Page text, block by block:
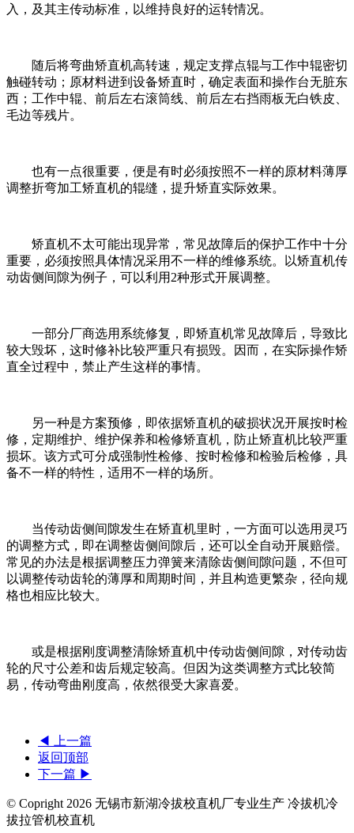
入，及其主传动标准，以维持良好的运转情况。
随后将弯曲矫直机高转速，规定支撑点辊与工作中辊密切
触碰转动；原材料进到设备矫直时，确定表面和操作台无脏东
西；工作中辊、前后左右滚筒线、前后左右挡雨板无白铁皮、
毛边等残片。
也有一点很重要，便是有时必须按照不一样的原材料薄厚
调整折弯加工矫直机的辊缝，提升矫直实际效果。
矫直机不太可能出现异常，常见故障后的保护工作中十分
重要，必须按照具体情况采用不一样的维修系统。以矫直机传
动齿侧间隙为例子，可以利用2种形式开展调整。
一部分厂商选用系统修复，即矫直机常见故障后，导致比
较大毁坏，这时修补比较严重只有损毁。因而，在实际操作矫
直全过程中，禁止产生这样的事情。
另一种是方案预修，即依据矫直机的破损状况开展按时检
修，定期维护、维护保养和检修矫直机，防止矫直机比较严重
损坏。该方式可分成强制性检修、按时检修和检验后检修，具
备不一样的特性，适用不一样的场所。
当传动齿侧间隙发生在矫直机里时，一方面可以选用灵巧
的调整方式，即在调整齿侧间隙后，还可以全自动开展赔偿。
常见的办法是根据调整压力弹簧来清除齿侧间隙问题，不但可
以调整传动齿轮的薄厚和周期时间，并且构造更繁杂，径向规
格也相应比较大。
或是根据刚度调整清除矫直机中传动齿侧间隙，对传动齿
轮的尺寸公差和齿后规定较高。但因为这类调整方式比较简
易，传动弯曲刚度高，依然很受大家喜爱。
◀ 上一篇
返回顶部
下一篇 ▶
© Copright 2026 无锡市新湖冷拔校直机厂专业生产 冷拔机冷
拔拉管机校直机